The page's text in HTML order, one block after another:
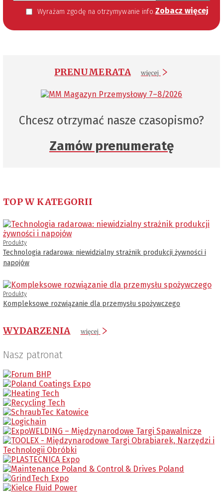
Wyrażam zgodę na otrzymywanie informacji handlowej kierowanej do mnie za pomocą środków komunikacji elektronicznej w szczególności poczty elektronicznej zgodnie z przepisem art. 10 ust 2 ustawy z dnia 18 lipca 2002 roku o świadczeniu usług drogą elektroniczną (Dz. U. 144 z 2002 r. poz. 1204). Zgoda jest dobrowolna, jednak jej wyrażenie jest konieczne, aby otrzymywać newsletter. Zobacz więcej
PRENUMERATA więcej
Chcesz otrzymać nasze czasopismo?
Zamów prenumeratę
TOP W KATEGORII
Produkty
Technologia radarowa: niewidzialny strażnik produkcji żywności i
napojów
Produkty
Kompleksowe rozwiązanie dla przemysłu spożywczego
WYDARZENIA więcej
Nasz patronat